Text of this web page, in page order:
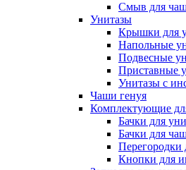
Смыв для
Унитазы
Крышки для
Напольные
Подвесные
Приставные
Унитазы с
Чаши генуя
Комплектующие
Бачки для
Бачки для
Перегородки
Кнопки для